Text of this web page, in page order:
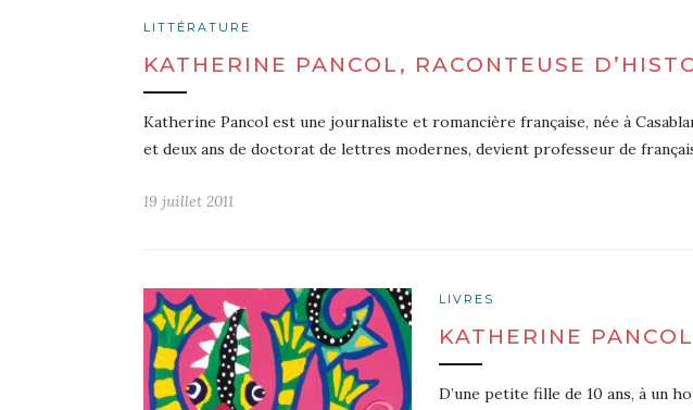
LITTÉRATURE
KATHERINE PANCOL, RACONTEUSE
Katherine Pancol est une journaliste et romancière française, née à
et deux ans de doctorat de lettres modernes, devient professeur de
19 juillet 2011
LIVRES
KATHERINE
D’une petite fille de 10 ans, à un